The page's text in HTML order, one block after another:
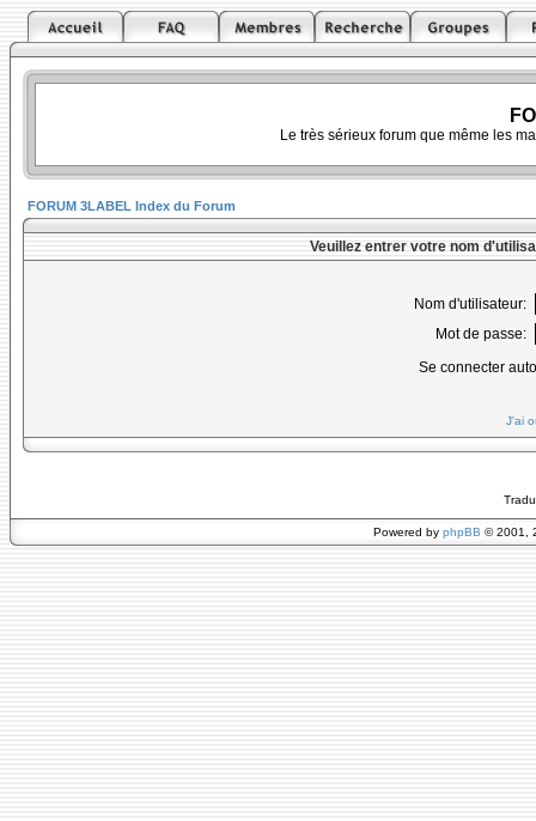
Le très sérieux forum que même les
FORUM 3LABEL Index du Forum
Veuillez entrer votre nom
Nom d'utilisateur:
Mot de passe:
Se connecter
J'ai
Powered by phpBB © 2001,